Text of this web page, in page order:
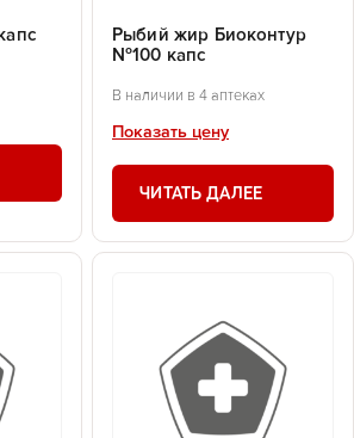
Рыбий жир Биоконтур
№100 капс
В наличии в 4 аптеках
Показать цену
ЧИТАТЬ ДАЛЕЕ